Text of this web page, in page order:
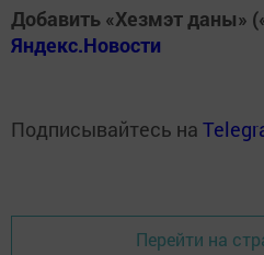
Добавить «Хезмэт даны»
Яндекс.Новости
Подписывайтесь на
Перейти на